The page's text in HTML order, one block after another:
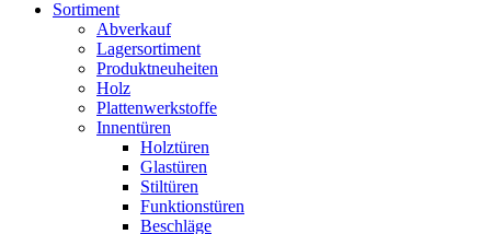
Sortiment
Abverkauf
Lagersortiment
Produktneuheiten
Holz
Plattenwerkstoffe
Innentüren
Holztüren
Glastüren
Stiltüren
Funktionstüren
Beschläge